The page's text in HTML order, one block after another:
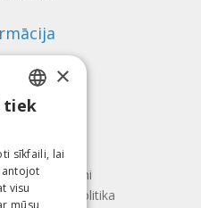
veidi
tiesības
noteikumi
politika
LATVIAN
LITHUANIAN
ESTONIAN
×
tiek
sīkfaili, lai
visu
mūsu